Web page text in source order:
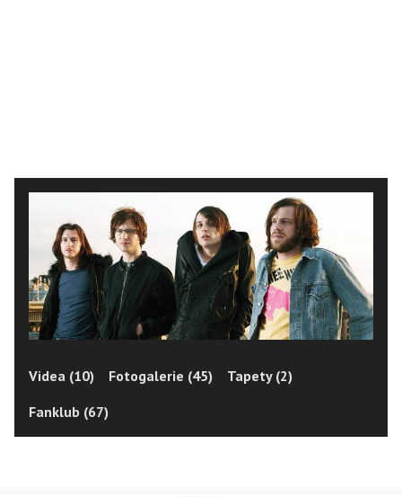
Videa (10) Fotogalerie (45)
Tapety (2)
Fanklub (67)